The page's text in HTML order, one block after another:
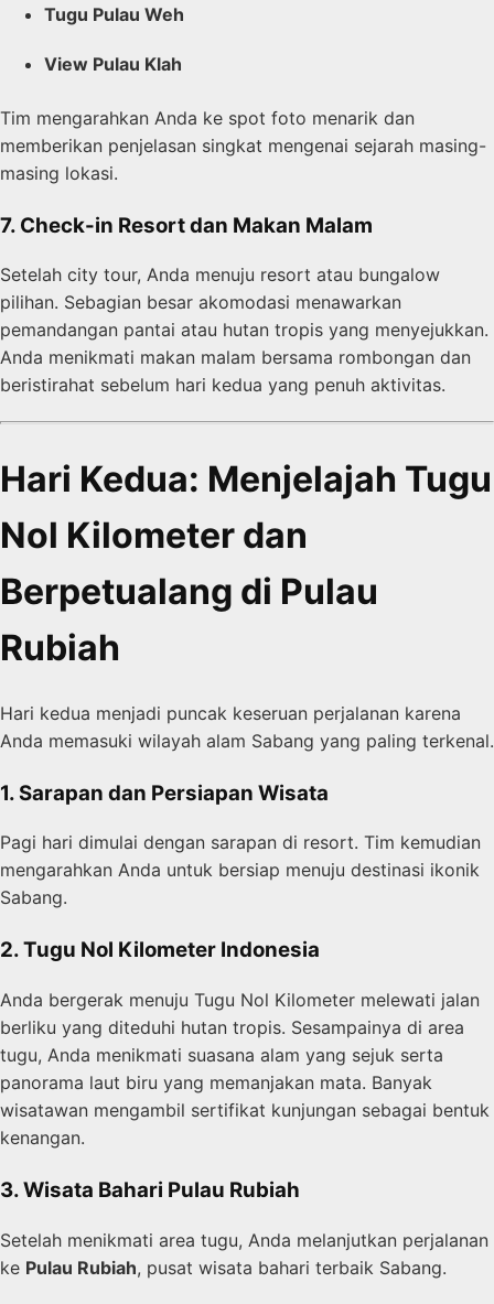
Tugu Pulau Weh
View Pulau Klah
Tim mengarahkan Anda ke spot foto menarik dan
memberikan penjelasan singkat mengenai sejarah masing-
masing lokasi.
7. Check-in Resort dan Makan Malam
Setelah city tour, Anda menuju resort atau bungalow
pilihan. Sebagian besar akomodasi menawarkan
pemandangan pantai atau hutan tropis yang menyejukkan.
Anda menikmati makan malam bersama rombongan dan
beristirahat sebelum hari kedua yang penuh aktivitas.
Hari Kedua: Menjelajah Tugu
Nol Kilometer dan
Berpetualang di Pulau
Rubiah
Hari kedua menjadi puncak keseruan perjalanan karena
Anda memasuki wilayah alam Sabang yang paling terkenal.
1. Sarapan dan Persiapan Wisata
Pagi hari dimulai dengan sarapan di resort. Tim kemudian
mengarahkan Anda untuk bersiap menuju destinasi ikonik
Sabang.
2. Tugu Nol Kilometer Indonesia
Anda bergerak menuju Tugu Nol Kilometer melewati jalan
berliku yang diteduhi hutan tropis. Sesampainya di area
tugu, Anda menikmati suasana alam yang sejuk serta
panorama laut biru yang memanjakan mata. Banyak
wisatawan mengambil sertifikat kunjungan sebagai bentuk
kenangan.
3. Wisata Bahari Pulau Rubiah
Setelah menikmati area tugu, Anda melanjutkan perjalanan
ke Pulau Rubiah, pusat wisata bahari terbaik Sabang.